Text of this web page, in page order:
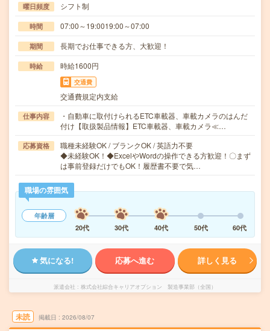
曜日頻度 シフト制
時間 07:00～19:0019:00～07:00
期間 長期でお仕事できる方、大歓迎！
時給 時給1600円
交通費
交通費規定内支給
仕事内容
・自動車に取付けられるETC車載器、車載カメラのはんだ
付け【取扱製品情報】ETC車載器、車載カメラ≪…
応募資格
職種未経験OK / ブランクOK / 英語力不要
◆未経験OK！◆ExcelやWordの操作できる方歓迎！〇まず
は事前登録だけでもOK！履歴書不要で気…
職場の雰囲気
年齢層
20代
30代 40代 50代 60代
気になる! 応募へ進む 詳しく見る
派遣会社 株式会社綜合キャリアオプション 製造事業部（全国）
未読 掲載日 2026/08/07